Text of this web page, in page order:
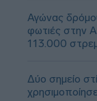
Αγώνας
φωτιές στην
113.000
Δύο σημείο